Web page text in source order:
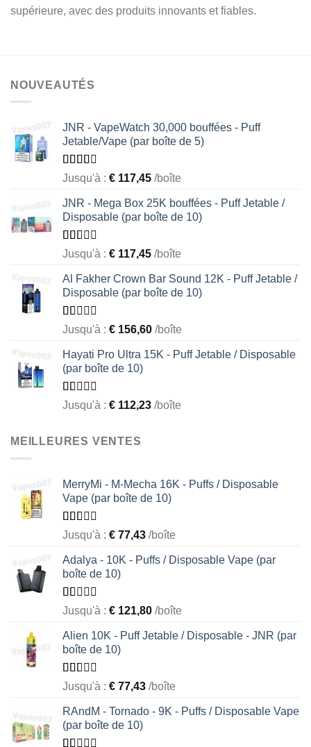
supérieure, avec des produits innovants et fiables.
NOUVEAUTÉS
JNR - VapeWatch 30,000 bouffées - Puff
Jetable/Vape (par boîte de 5)
Rated
out of
5
Jusqu'à : € 117,45 /boîte
JNR - Mega Box 25K bouffées - Puff Jetable /
Disposable (par boîte de 10)
Rated
out
of 5
Jusqu'à : € 117,45 /boîte
Al Fakher Crown Bar Sound 12K - Puff Jetable /
Disposable (par boîte de 10)
Rated
out
of
5
Jusqu'à : € 156,60 /boîte
Hayati Pro Ultra 15K - Puff Jetable / Disposable
(par boîte de 10)
Rated
of
5
Jusqu'à : € 112,23 /boîte
MEILLEURES VENTES
MerryMi - M-Mecha 16K - Puffs / Disposable
Vape (par boîte de 10)
Rated
out
of 5
Jusqu'à : € 77,43 /boîte
Adalya - 10K - Puffs / Disposable Vape (par
boîte de 10)
Rated
out
of
5
Jusqu'à : € 121,80 /boîte
Alien 10K - Puff Jetable / Disposable - JNR (par
boîte de 10)
Rated
out
of 5
Jusqu'à : € 77,43 /boîte
RAndM - Tornado - 9K - Puffs / Disposable Vape
(par boîte de 10)